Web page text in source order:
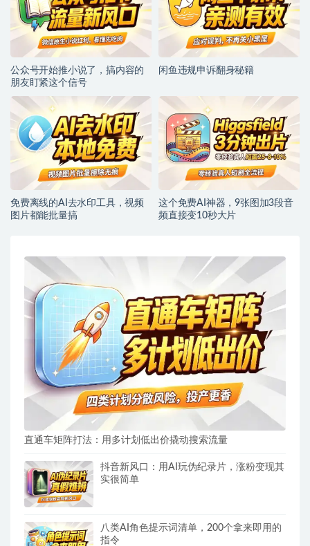
公众号开始推小说了，搞内容的
朋友盯紧这个信号
闲鱼违规申诉翻身秘籍
免费离线的AI去水印工具，视频
图片都能批量搞
这个免费AI神器，9张图加3段音
频直接变10秒大片
直通车矩阵打法：用多计划低出价撬动搜索流量
抖音新风口：用AI玩伪纪录片，涨粉变现其
实很简单
八类AI角色提示词清单，200个拿来即用的
指令